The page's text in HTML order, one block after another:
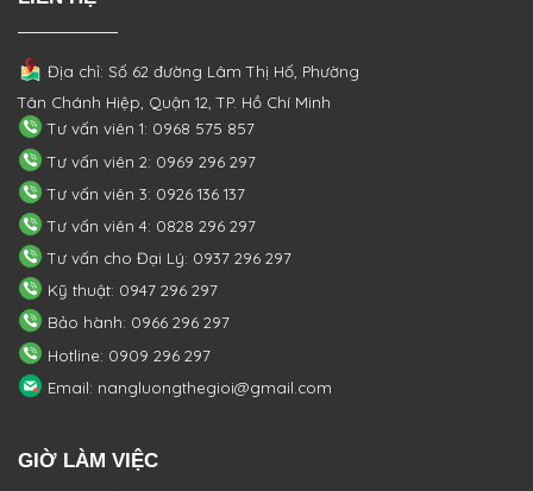
Địa chỉ: Số 62 đường Lâm Thị Hố, Phường
Tân Chánh Hiệp, Quận 12, TP. Hồ Chí Minh
Tư vấn viên 1: 0968 575 857
Tư vấn viên 2: 0969 296 297
Tư vấn viên 3: 0926 136 137
Tư vấn viên 4: 0828 296 297
Tư vấn cho Đại Lý: 0937 296 297
Kỹ thuật: 0947 296 297
Bảo hành: 0966 296 297
Hotline: 0909 296 297
Email: nangluongthegioi@gmail.com
GIỜ LÀM VIỆC